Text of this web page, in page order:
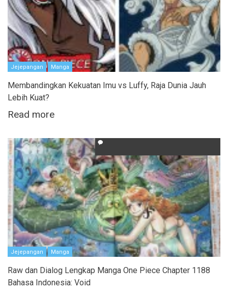
Jejepangan Manga
Membandingkan Kekuatan Imu vs Luffy, Raja Dunia Jauh
Lebih Kuat?
Read more
Jejepangan Manga
Raw dan Dialog Lengkap Manga One Piece Chapter 1188
Bahasa Indonesia: Void